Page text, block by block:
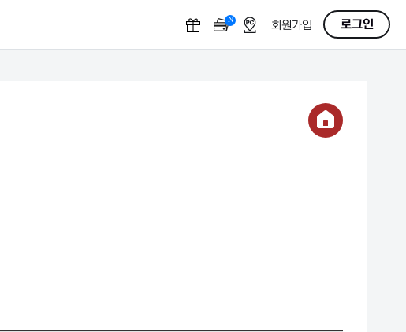
N OFF회원가입 로그인